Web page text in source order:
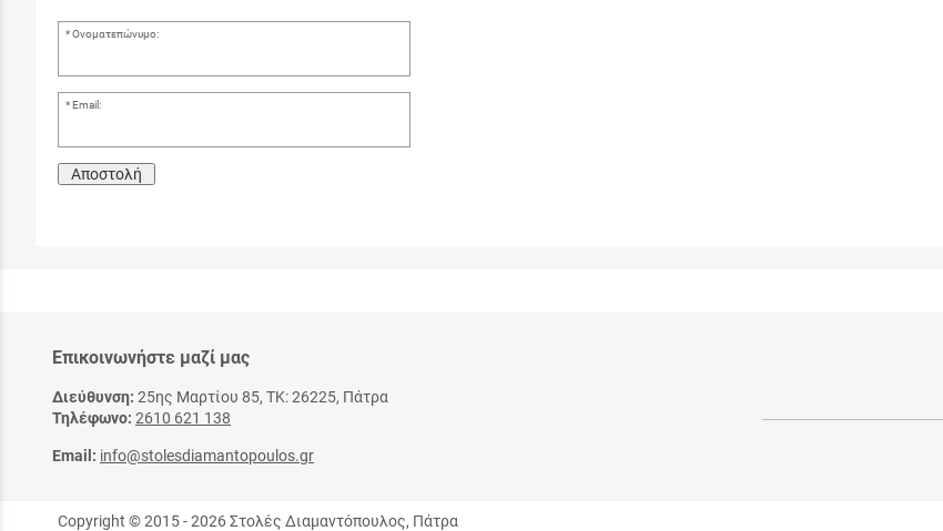
Ονοματεπώνυμο:
Email:
Αποστολή
Επικοινωνήστε μαζί μας
Διεύθυνση: 25ης Μαρτίου 85, ΤΚ: 26225, Πάτρα
Τηλέφωνο: 2610 621 138
Email: info@stolesdiamantopoulos.gr
Copyright © 2015 - 2026 Στολές Διαμαντόπουλος, Πάτρα